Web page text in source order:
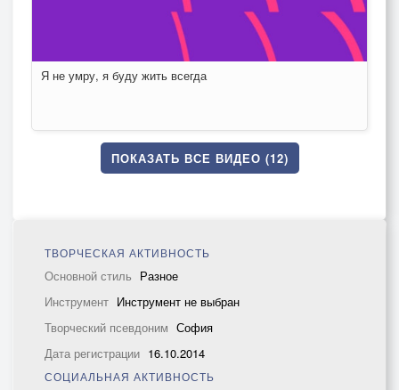
Я не умру, я буду жить всегда
ПОКАЗАТЬ ВСЕ ВИДЕО (12)
ТВОРЧЕСКАЯ АКТИВНОСТЬ
Основной стиль Разное
Инструмент Инструмент не выбран
Творческий псевдоним София
Дата регистрации 16.10.2014
СОЦИАЛЬНАЯ АКТИВНОСТЬ